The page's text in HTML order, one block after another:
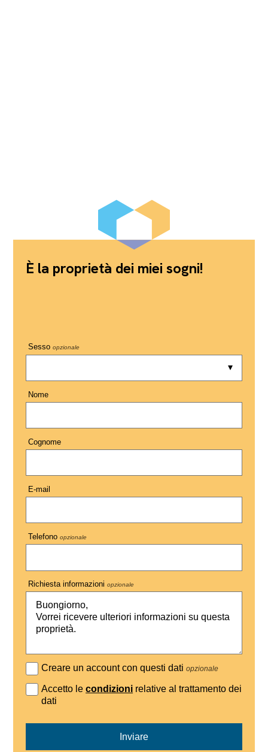
È la proprietà dei miei sogni!
Sesso opzionale
Nome
Cognome
E-mail
Telefono opzionale
Richiesta informazioni opzionale
Creare un account con questi datiopzionale
Accetto lecondizioni relative al trattamento dei
dati
Inviare